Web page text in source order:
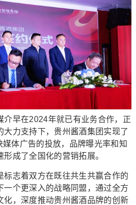
早在2024年就已有业务合作，正
大力支持下，贵州酱酒集团实现了
体广告的投放，品牌曝光率和知
成了全国化的营销拓展。
志着双方在既往共生共赢合作的
一个更深入的战略同盟，通过全方
化，深度推动贵州酱酒品牌的创新